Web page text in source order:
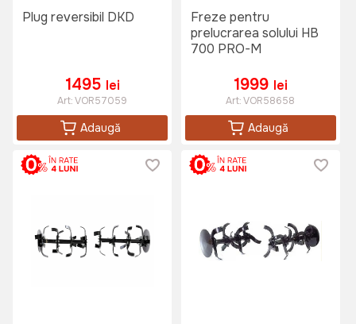
Plug reversibil DKD
1495 lei
Art:VOR57059
Adaugă
Freze pentru
prelucrarea solului HB
700 PRO-M
1999 lei
Art:VOR58658
Adaugă